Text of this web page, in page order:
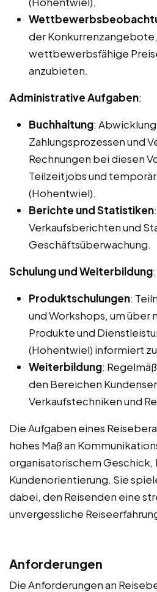
der
wettbewerbsfähige
anzubieten.
Administrative Aufgaben:
Buchhaltung:
Zahlungsprozessen und
Rechnungen bei diesen
Teilzeitjobs und
(Hohentwiel).
Berichte und Statistiken
Verkaufsberichten und
Geschäftsüberwachung.
Schulung und Weiterbildung:
Produktschulungen:
und Workshops, um über
Produkte und
(Hohentwiel) informiert
Weiterbildung:
den Bereichen
Verkaufstechniken und
Die Aufgaben eines
hohes Maß an
organisatorischem
Kundenorientierung. Sie
dabei, den Reisenden eine
unvergessliche
Anforderungen
Die Anforderungen an